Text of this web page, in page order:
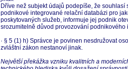
Dříve než subjekt údajů podepíše, že
podnikové integrované relační databázi pro
poskytovaných služeb, informuje jej podnik
srozumitelně důvod provozování
· § 5 (1) h) Správce je povinen nesdružovat
zvláštní zákon nestanoví jinak.
Největší překážka vzniku kvalitních a